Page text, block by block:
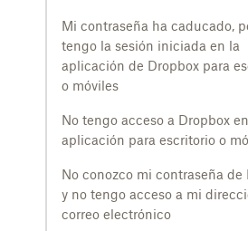
Mi contraseña ha caducado,
tengo la sesión iniciada en la
aplicación de Dropbox para
o móviles
No tengo acceso a Dropbox
aplicación para escritorio o
No conozco mi contraseña de
y no tengo acceso a mi
correo electrónico